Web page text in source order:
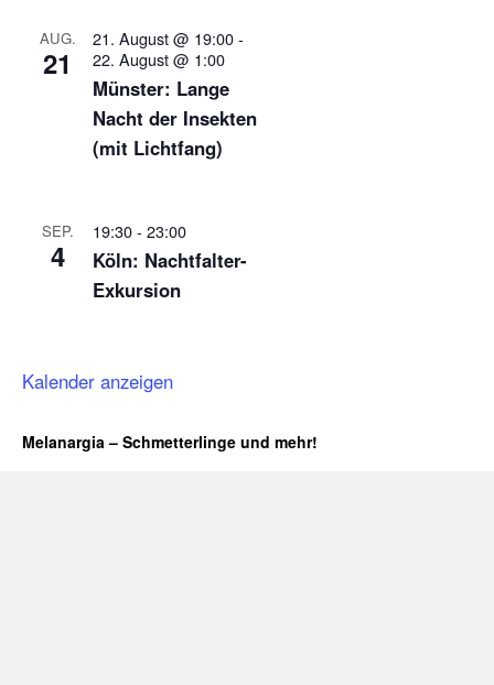
AUG.
21
21. August @ 19:00-
22. August @ 1:00
Münster: Lange
Nacht der Insekten
(mit Lichtfang)
SEP.
4
19:30- 23:00
Köln: Nachtfalter-
Exkursion
Kalender anzeigen
Melanargia – Schmetterlinge und mehr!